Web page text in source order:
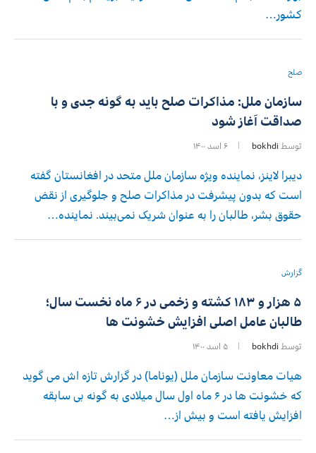
کشور…
صلح
سازمان ملل: مذاکرات صلح باید به گونه جدی و با
صداقت آغاز شود
توسط bokhdi ۶ اسد ۱۴۰۰
دیبرا لاینز، نماینده ویژه سازمان ملل متحد در افغانستان گفته
است که بدون پیشرفت در مذاکرات صلح و جلوگیری از نقض
حقوق بشر، طالبان را به عنوان شریک نمی‌بیند. نماینده…
گزارش
۵ هزار و ۱۸۳ کشته و زخمی در ۶ ماه نخست سال؛
طالبان عامل اصلی افزایش خشونت ها
توسط bokhdi ۵ اسد ۱۴۰۰
هیات معاونت سازمان ملل (یوناما) در گزارش تازه اش می گوید
که خشونت ها در ۶ ماه اول سال میلادی به گونه بی سابقه
افزایش یافته است و بیش از…